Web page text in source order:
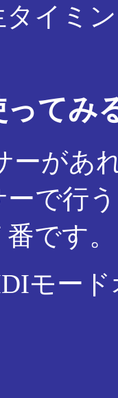
イミ
てみ
ーがあ
で行
です。
モー